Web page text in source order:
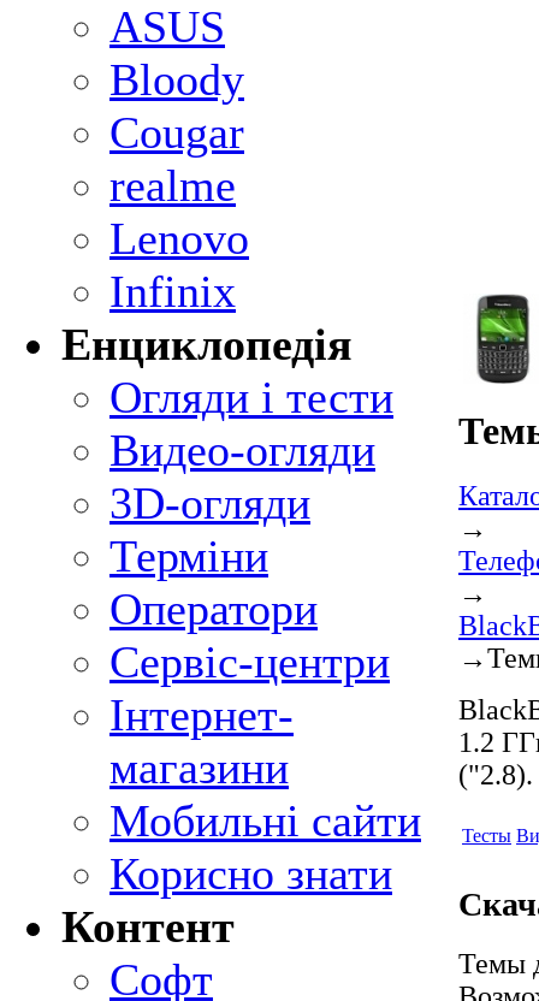
ASUS
Bloody
Cougar
realme
Lenovo
Infinix
Енциклопедія
Огляди і тести
Видео-огляди
3D-огляди
Терміни
Оператори
Сервіс-центри
Інтернет-
магазини
Мобильні сайти
Корисно знати
Контент
Софт
→
→
→
1.2
Тесты
Темы